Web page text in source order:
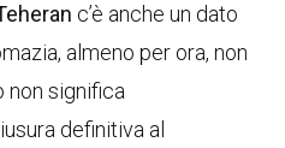
c’è anche un dato
almeno per ora, non
non significa
definitiva al